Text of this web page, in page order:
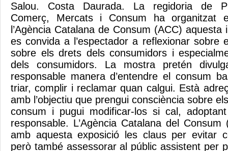
Salou. Costa Daurada. La regidoria de
Comerç, Mercats i Consum ha organitzat
l’Agència Catalana de Consum (ACC)
es convida a l’espectador a reflexionar sobre
sobre els drets dels consumidors i
dels consumidors. La mostra pretén
responsable manera d’entendre el consum
triar, complir i reclamar quan calgui. Està
amb l’objectiu que prengui consciència sobre
consum i pugui modificar-los si cal,
responsable. L’Agència Catalana del
amb aquesta exposició les claus per evitar
però també assessorar al públic assistent per